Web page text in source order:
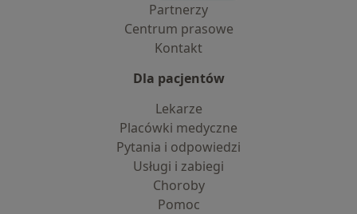
Partnerzy
Centrum prasowe
Kontakt
Dla pacjentów
Lekarze
Placówki medyczne
Pytania i odpowiedzi
Usługi i zabiegi
Choroby
Pomoc